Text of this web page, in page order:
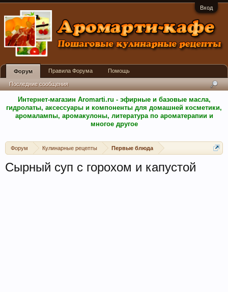
Вход
Интернет-магазин Aromarti.ru - эфирные и базовые масла,
гидролаты, аксессуары и компоненты для домашней косметики,
аромалампы, аромакулоны, литература по ароматерапии и
многое другое
Форум Кулинарные рецепты Первые блюда
Сырный суп с горохом и капустой
Форум
Последние сообщения
Правила Форума Помощь